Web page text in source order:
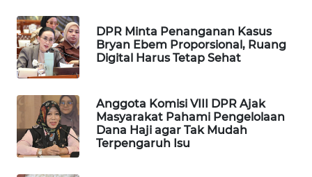
DPR Minta Penanganan Kasus
Bryan Ebem Proporsional, Ruang
Digital Harus Tetap Sehat
Anggota Komisi VIII DPR Ajak
Masyarakat Pahami Pengelolaan
Dana Haji agar Tak Mudah
Terpengaruh Isu
WAHANA
TV
WAHANANEWS
ID
WAHANANEWS
CO ID